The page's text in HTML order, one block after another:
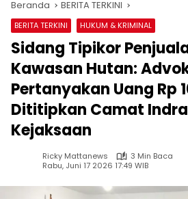
Beranda BERITA TERKINI
BERITA TERKINI HUKUM & KRIMINAL
Sidang Tipikor
Kawasan Hutan:
Pertanyakan Uang Rp
Dititipkan Camat
Kejaksaan
Ricky Mattanews
3 Min Baca
Rabu, Juni 17 2026 17:49 WIB